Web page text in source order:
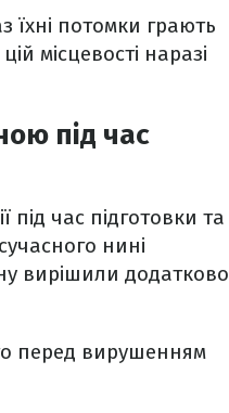
їхні потомки грають
місцевості наразі
під час
час підготовки та
нині
вирішили додатково
перед вирушенням